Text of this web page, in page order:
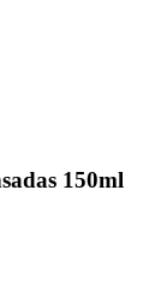
150ml